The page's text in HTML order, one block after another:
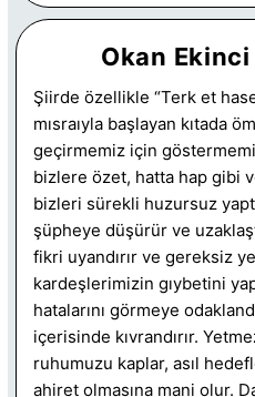
Okan Ekinci
Şiirde özellikle “Terk et
mısraıyla başlayan kıtada
geçirmemiz için
bizlere özet, hatta hap gibi
bizleri sürekli huzursuz
şüpheye düşürür ve
fikri uyandırır ve gereksiz
kardeşlerimizin gıybetini
hatalarını görmeye
içerisinde kıvrandırır.
ruhumuzu kaplar, asıl
ahiret olmasına mani olur.